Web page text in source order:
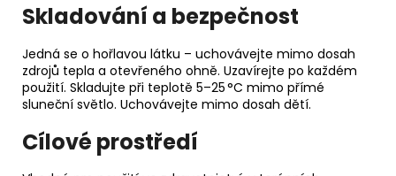
Skladování a bezpečnost
Jedná se o hořlavou látku – uchovávejte mimo dosah
zdrojů tepla a otevřeného ohně. Uzavírejte po každém
použití. Skladujte při teplotě 5–25 °C mimo přímé
sluneční světlo. Uchovávejte mimo dosah dětí.
Cílové prostředí